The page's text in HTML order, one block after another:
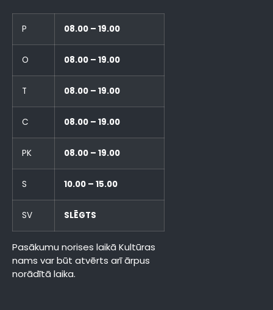
P 08.00 – 19.00
O 08.00 – 19.00
T 08.00 – 19.00
C 08.00 – 19.00
PK 08.00 – 19.00
S 10.00 – 15.00
SV SLĒGTS
Pasākumu norises laikā Kultūras
nams var būt atvērts arī ārpus
norādītā laika.